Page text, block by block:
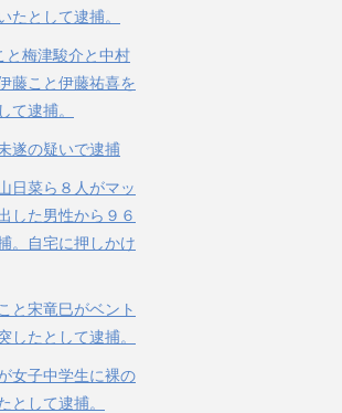
たとして逮捕。
と梅津駿介と中村
藤こと伊藤祐喜を
て逮捕。
遂の疑いで逮捕
日菜ら８人がマッ
した男性から９６
。自宅に押しかけ
と宋竜巳がベント
したとして逮捕。
女子中学生に裸の
として逮捕。